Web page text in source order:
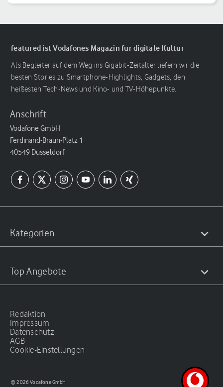
featured ist Vodafones Magazin für digitale Kultur
Als Begleiter auf dem Weg ins Gigabit-Zeitalter liefern wir die
besten Stories zu Smartphone-Highlights, Gadgets, den
heißesten Tech-News und Kino- und TV-Höhepunkte.
Anschrift
Vodafone GmbH
Ferdinand-Braun-Platz 1
40549 Düsseldorf
Kategorien
Top Angebote
Redaktion
Impressum
Datenschutz
AGB
Cookie-Einstellungen
© 2026 Vodafone GmbH